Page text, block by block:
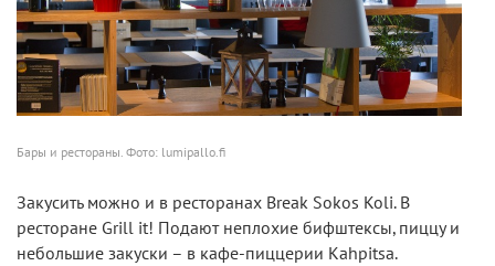
Бары и рестораны. Фото: lumipallo.fi
Закусить можно и в ресторанах Break Sokos Koli. В
ресторане Grill it! Подают неплохие бифштексы, пиццу и
небольшие закуски – в кафе-пиццерии Kahpitsa.